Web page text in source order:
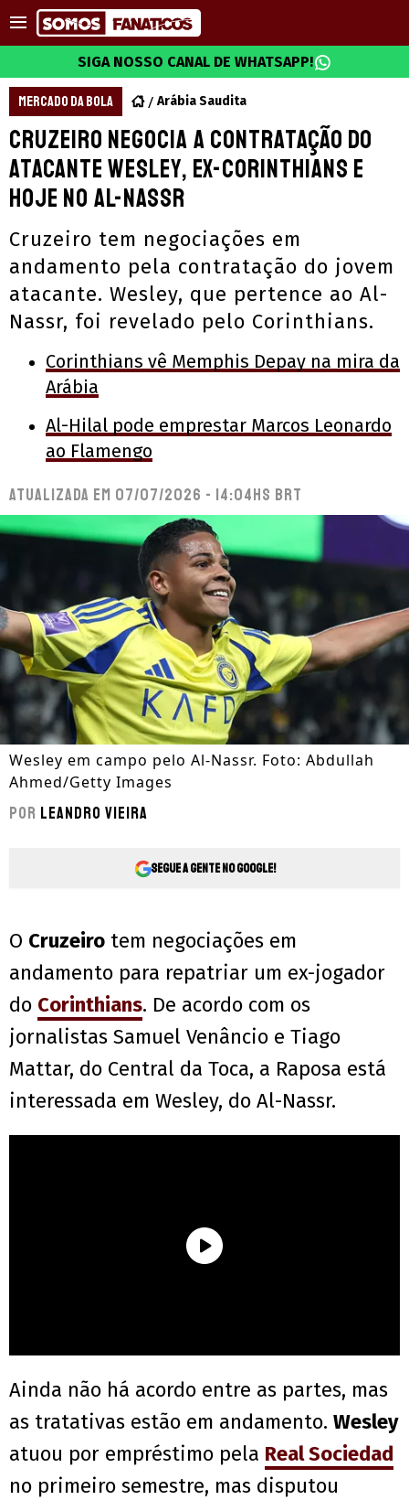
SIGA NOSSO CANAL DE WHATSAPP!
MERCADO DA BOLA Arábia Saudita
Cruzeiro negocia a contratação do
atacante Wesley, ex-Corinthians e
hoje no Al-Nassr
Cruzeiro tem negociações em
andamento pela contratação do jovem
atacante. Wesley, que pertence ao Al-
Nassr, foi revelado pelo Corinthians.
Corinthians vê Memphis Depay na mira da
Arábia
Al-Hilal pode emprestar Marcos Leonardo
ao Flamengo
Atualizada em 07/07/2026 - 14:04hs BRT
Wesley em campo pelo Al-Nassr. Foto: Abdullah
Ahmed/Getty Images
Por Leandro Vieira
Segue a gente no Google!
O Cruzeiro tem negociações em
andamento para repatriar um ex-jogador
do Corinthians. De acordo com os
jornalistas Samuel Venâncio e Tiago
Mattar, do Central da Toca, a Raposa está
interessada em Wesley, do Al-Nassr.
Ainda não há acordo entre as partes, mas
as tratativas estão em andamento. Wesley
atuou por empréstimo pela Real Sociedad
no primeiro semestre, mas disputou